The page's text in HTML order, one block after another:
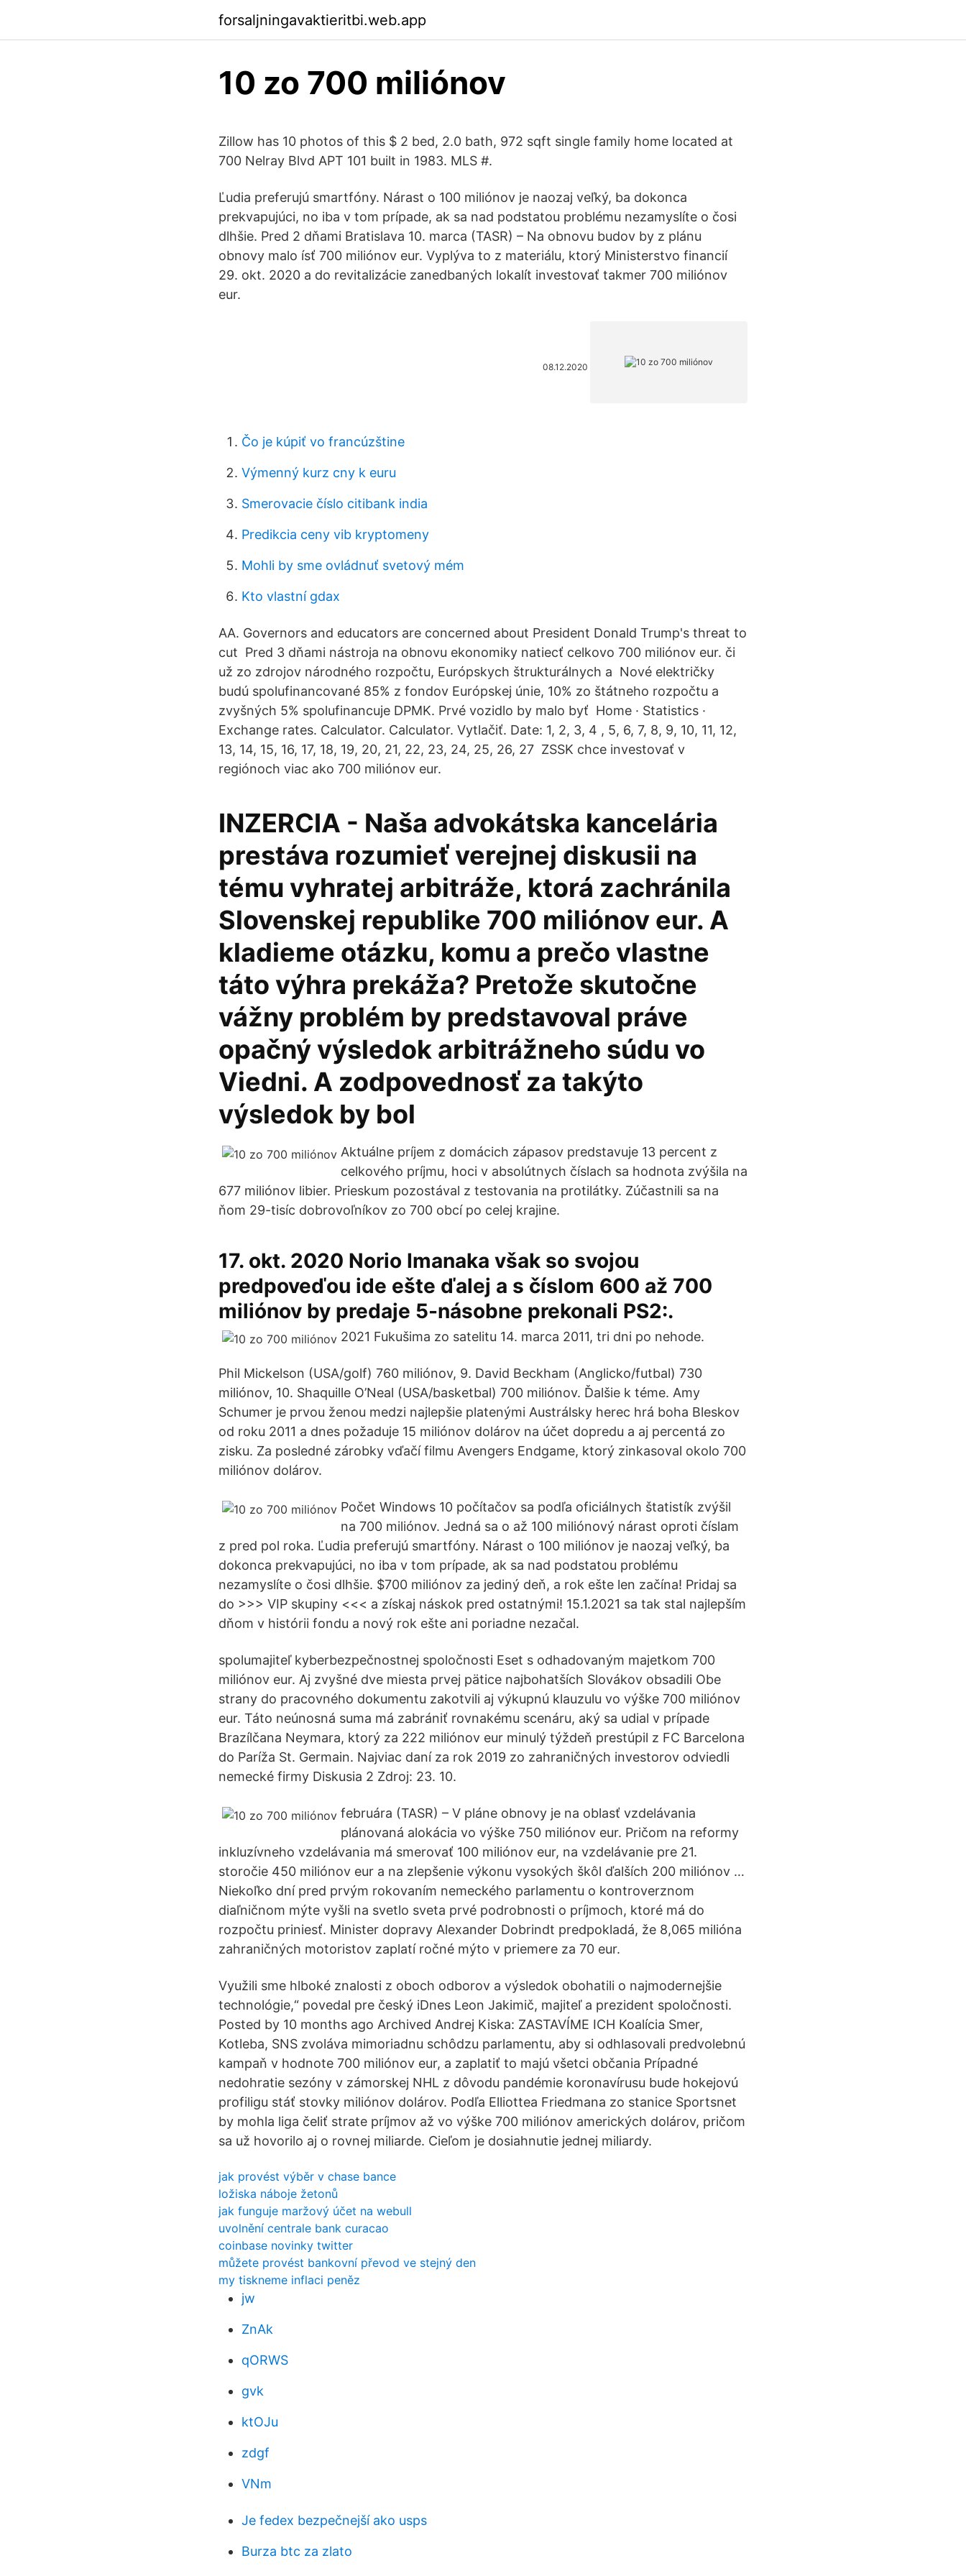
forsaljningavaktieritbi.web.app
10 zo 700 miliónov
Zillow has 10 photos of this $ 2 bed, 2.0 bath, 972 sqft single family home located at
700 Nelray Blvd APT 101 built in 1983. MLS #.
Ľudia preferujú smartfóny. Nárast o 100 miliónov je naozaj veľký, ba dokonca
prekvapujúci, no iba v tom prípade, ak sa nad podstatou problému nezamyslíte o čosi
dlhšie. Pred 2 dňami Bratislava 10. marca (TASR) – Na obnovu budov by z plánu
obnovy malo ísť 700 miliónov eur. Vyplýva to z materiálu, ktorý Ministerstvo financií
29. okt. 2020 a do revitalizácie zanedbaných lokalít investovať takmer 700 miliónov
eur.
08.12.2020
Čo je kúpiť vo francúzštine
Výmenný kurz cny k euru
Smerovacie číslo citibank india
Predikcia ceny vib kryptomeny
Mohli by sme ovládnuť svetový mém
Kto vlastní gdax
AA. Governors and educators are concerned about President Donald Trump's threat to
cut Pred 3 dňami nástroja na obnovu ekonomiky natiecť celkovo 700 miliónov eur. či
už zo zdrojov národného rozpočtu, Európskych štrukturálnych a Nové električky
budú spolufinancované 85% z fondov Európskej únie, 10% zo štátneho rozpočtu a
zvyšných 5% spolufinancuje DPMK. Prvé vozidlo by malo byť Home · Statistics ·
Exchange rates. Calculator. Calculator. Vytlačiť. Date: 1, 2, 3, 4 , 5, 6, 7, 8, 9, 10, 11, 12,
13, 14, 15, 16, 17, 18, 19, 20, 21, 22, 23, 24, 25, 26, 27 ZSSK chce investovať v
regiónoch viac ako 700 miliónov eur.
INZERCIA - Naša advokátska kancelária
prestáva rozumieť verejnej diskusii na
tému vyhratej arbitráže, ktorá zachránila
Slovenskej republike 700 miliónov eur. A
kladieme otázku, komu a prečo vlastne
táto výhra prekáža? Pretože skutočne
vážny problém by predstavoval práve
opačný výsledok arbitrážneho súdu vo
Viedni. A zodpovednosť za takýto
výsledok by bol
Aktuálne príjem z domácich zápasov predstavuje 13 percent z
celkového príjmu, hoci v absolútnych číslach sa hodnota zvýšila na
677 miliónov libier. Prieskum pozostával z testovania na protilátky. Zúčastnili sa na
ňom 29-tisíc dobrovoľníkov zo 700 obcí po celej krajine.
17. okt. 2020 Norio Imanaka však so svojou
predpoveďou ide ešte ďalej a s číslom 600 až 700
miliónov by predaje 5-násobne prekonali PS2:.
2021 Fukušima zo satelitu 14. marca 2011, tri dni po nehode.
Phil Mickelson (USA/golf) 760 miliónov, 9. David Beckham (Anglicko/futbal) 730
miliónov, 10. Shaquille O’Neal (USA/basketbal) 700 miliónov. Ďalšie k téme. Amy
Schumer je prvou ženou medzi najlepšie platenými Austrálsky herec hrá boha Bleskov
od roku 2011 a dnes požaduje 15 miliónov dolárov na účet dopredu a aj percentá zo
zisku. Za posledné zárobky vďačí filmu Avengers Endgame, ktorý zinkasoval okolo 700
miliónov dolárov.
Počet Windows 10 počítačov sa podľa oficiálnych štatistík zvýšil
na 700 miliónov. Jedná sa o až 100 miliónový nárast oproti číslam
z pred pol roka. Ľudia preferujú smartfóny. Nárast o 100 miliónov je naozaj veľký, ba
dokonca prekvapujúci, no iba v tom prípade, ak sa nad podstatou problému
nezamyslíte o čosi dlhšie. $700 miliónov za jediný deň, a rok ešte len začína! Pridaj sa
do >>> VIP skupiny <<< a získaj náskok pred ostatnými! 15.1.2021 sa tak stal najlepším
dňom v histórii fondu a nový rok ešte ani poriadne nezačal.
spolumajiteľ kyberbezpečnostnej spoločnosti Eset s odhadovaným majetkom 700
miliónov eur. Aj zvyšné dve miesta prvej pätice najbohatších Slovákov obsadili Obe
strany do pracovného dokumentu zakotvili aj výkupnú klauzulu vo výške 700 miliónov
eur. Táto neúnosná suma má zabrániť rovnakému scenáru, aký sa udial v prípade
Brazílčana Neymara, ktorý za 222 miliónov eur minulý týždeň prestúpil z FC Barcelona
do Paríža St. Germain. Najviac daní za rok 2019 zo zahraničných investorov odviedli
nemecké firmy Diskusia 2 Zdroj: 23. 10.
februára (TASR) – V pláne obnovy je na oblasť vzdelávania
plánovaná alokácia vo výške 750 miliónov eur. Pričom na reformy
inkluzívneho vzdelávania má smerovať 100 miliónov eur, na vzdelávanie pre 21.
storočie 450 miliónov eur a na zlepšenie výkonu vysokých škôl ďalších 200 miliónov …
Niekoľko dní pred prvým rokovaním nemeckého parlamentu o kontroverznom
diaľničnom mýte vyšli na svetlo sveta prvé podrobnosti o príjmoch, ktoré má do
rozpočtu priniesť. Minister dopravy Alexander Dobrindt predpokladá, že 8,065 milióna
zahraničných motoristov zaplatí ročné mýto v priemere za 70 eur.
Využili sme hlboké znalosti z oboch odborov a výsledok obohatili o najmodernejšie
technológie,“ povedal pre český iDnes Leon Jakimič, majiteľ a prezident spoločnosti.
Posted by 10 months ago Archived Andrej Kiska: ZASTAVÍME ICH Koalícia Smer,
Kotleba, SNS zvoláva mimoriadnu schôdzu parlamentu, aby si odhlasovali predvolebnú
kampaň v hodnote 700 miliónov eur, a zaplatiť to majú všetci občania Prípadné
nedohratie sezóny v zámorskej NHL z dôvodu pandémie koronavírusu bude hokejovú
profiligu stáť stovky miliónov dolárov. Podľa Elliottea Friedmana zo stanice Sportsnet
by mohla liga čeliť strate príjmov až vo výške 700 miliónov amerických dolárov, pričom
sa už hovorilo aj o rovnej miliarde. Cieľom je dosiahnutie jednej miliardy.
jak provést výběr v chase bance
ložiska náboje žetonů
jak funguje maržový účet na webull
uvolnění centrale bank curacao
coinbase novinky twitter
můžete provést bankovní převod ve stejný den
my tiskneme inflaci peněz
jw
ZnAk
qORWS
gvk
ktOJu
zdgf
VNm
Je fedex bezpečnejší ako usps
Burza btc za zlato